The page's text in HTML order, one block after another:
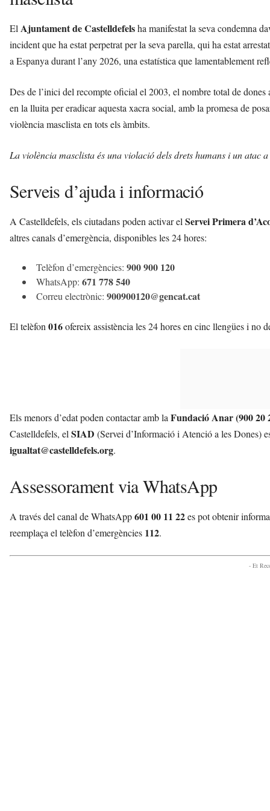
ElAjuntament de Castelldefelsha manifestat la seva condemna
incident que ha estat perpetrat per la seva parella, qui ha estat
a Espanya durant l’any 2026, una estatística que lamentablement
Des de l’inici del recompte oficial el 2003, el nombre total de dones
en la lluita per eradicar aquesta xacra social, amb la promesa de
violència masclista en tots els àmbits.
La violència masclista és una violació dels drets humans i un atac
Serveis d’ajuda i informació
A Castelldefels, els ciutadans poden activar elServei Primera
altres canals d’emergència, disponibles les 24 hores:
Telèfon d’emergències: 900 900 120
WhatsApp: 671 778 540
Correu electrònic: 900900120@gencat.cat
El telèfon016ofereix assistència les 24 hores en cinc llengües i no
Els menors d’edat poden contactar amb laFundació Anar (900 20
Castelldefels, elSIAD (Servei d’Informació i Atenció a les Dones)
igualtat@castelldefels.org.
Assessorament via WhatsApp
A través del canal de WhatsApp601 00 11 22es pot obtenir
reemplaça el telèfon d’emergències 112.
- Et